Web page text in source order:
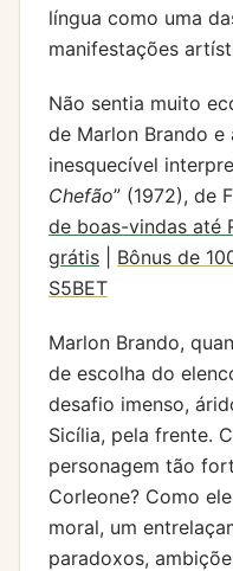
língua como uma
manifestações
Não sentia muito
de Marlon Brando e
inesquecível
Chefão” (1972), de
de boas-vindas até
grátis
Bônus de
S5BET
Marlon Brando,
de escolha do
desafio imenso,
Sicília, pela frente.
personagem tão
Corleone? Como
moral, um
paradoxos,